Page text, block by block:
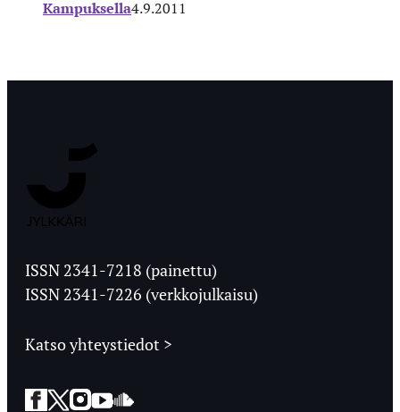
Kampuksella4.9.2011
Ylioppilaslehti
ISSN 2341-7218 (painettu)
ISSN 2341-7226 (verkkojulkaisu)
Katso yhteystiedot >
Facebook
Twitter
Instagram
YouTube
SoundCloud